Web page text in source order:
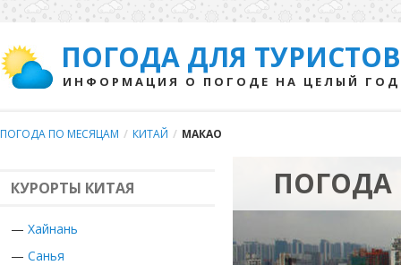
ПОГОДА ДЛЯ ТУРИСТОВ
ИНФОРМАЦИЯ О ПОГОДЕ НА ЦЕЛЫЙ ГОД
ПОГОДА ПО МЕСЯЦАМ / КИТАЙ / МАКАО
КУРОРТЫ КИТАЯ
— Хайнань
— Санья